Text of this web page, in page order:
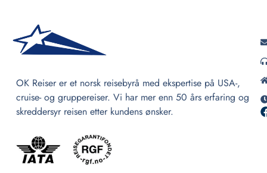
OK Reiser er et norsk reisebyrå med ekspertise på USA-,
cruise- og gruppereiser. Vi har mer enn 50 års erfaring og
skreddersyr reisen etter kundens ønsker.